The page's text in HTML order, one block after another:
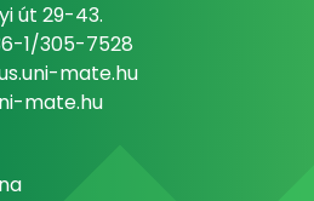
út 29-43.
1/305-7528
mate.hu
mate.hu